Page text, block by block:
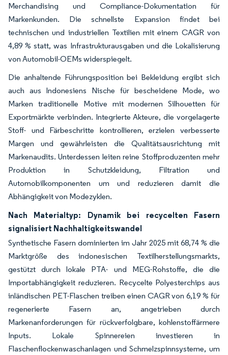
Merchandising und Compliance-Dokumentation für
Markenkunden. Die schnellste Expansion findet bei
technischen und industriellen Textilien mit einem CAGR von
4,89 % statt, was Infrastrukturausgaben und die Lokalisierung
von Automobil-OEMs widerspiegelt.
Die anhaltende Führungsposition bei Bekleidung ergibt sich
auch aus Indonesiens Nische für bescheidene Mode, wo
Marken traditionelle Motive mit modernen Silhouetten für
Exportmärkte verbinden. Integrierte Akteure, die vorgelagerte
Stoff- und Färbeschritte kontrollieren, erzielen verbesserte
Margen und gewährleisten die Qualitätsausrichtung mit
Markenaudits. Unterdessen leiten reine Stoffproduzenten mehr
Produktion in Schutzkleidung, Filtration und
Automobilkomponenten um und reduzieren damit die
Abhängigkeit von Modezyklen.
Nach Materialtyp: Dynamik bei recycelten Fasern
signalisiert Nachhaltigkeitswandel
Synthetische Fasern dominierten im Jahr 2025 mit 68,74 % die
Marktgröße des indonesischen Textilherstellungsmarkts,
gestützt durch lokale PTA- und MEG-Rohstoffe, die die
Importabhängigkeit reduzieren. Recycelte Polyesterchips aus
inländischen PET-Flaschen treiben einen CAGR von 6,19 % für
regenerierte Fasern an, angetrieben durch
Markenanforderungen für rückverfolgbare, kohlenstoffärmere
Inputs. Lokale Spinnereien investieren in
Flaschenflockenwaschanlagen und Schmelzspinnsysteme, um